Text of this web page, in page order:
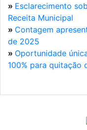
» Esclarecimento
Receita Municipal
» Contagem
de 2025
» Oportunidade
100% para quitação